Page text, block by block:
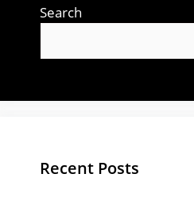
Search
Recent Posts